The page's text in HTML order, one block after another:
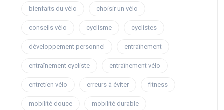
bienfaits du vélo choisir un vélo
conseils vélo cyclisme cyclistes
développement personnel entraînement
entraînement cycliste entraînement vélo
entretien vélo erreurs à éviter fitness
mobilité douce mobilité durable